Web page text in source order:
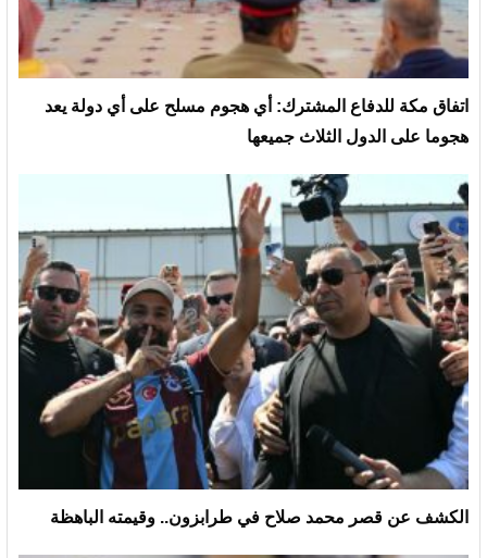
‏اتفاق مكة للدفاع المشترك: أي هجوم مسلح على أي دولة يعد
هجوما على الدول الثلاث جميعها
الكشف عن قصر محمد صلاح في طرابزون.. وقيمته الباهظة